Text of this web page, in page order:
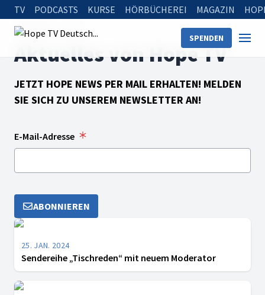
TV PODCASTS KURSE HÖRBÜCHEREI MAGAZIN
SPENDEN
Startseite
Aktuelles von Hope TV
JETZT HOPE NEWS PER MAIL ERHALTEN! MELDEN
SIE SICH ZU UNSEREM NEWSLETTER AN!
E-Mail-Adresse
ABONNIEREN
25. JAN. 2024
Sendereihe „Tischreden“ mit neuem Moderator